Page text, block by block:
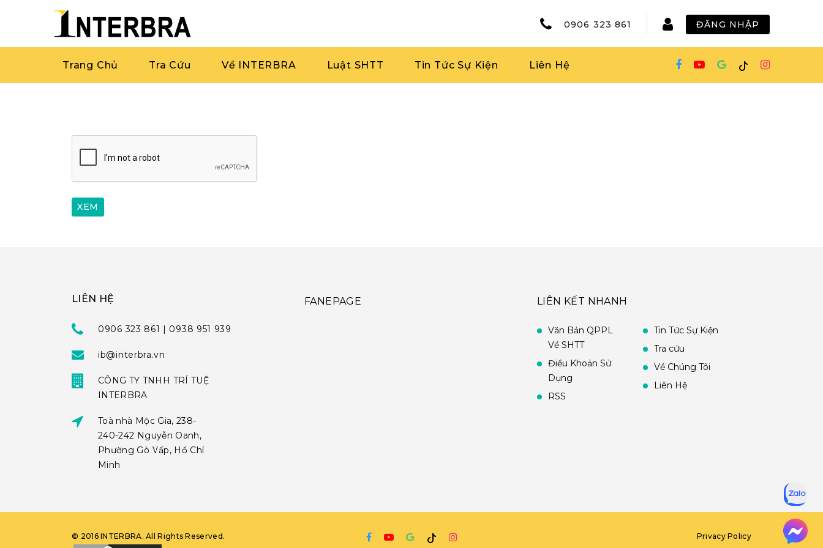
0906 323 861 ĐĂNG NHẬP
Trang Chủ Tra Cứu Về INTERBRA Luật SHTT Tin Tức Sự Kiện Liên Hệ
LIÊN HỆ
0906 323 861 | 0938 951 939
ib@interbra.vn
CÔNG TY TNHH TRÍ TUỆ
INTERBRA
Toà nhà Mộc Gia, 238-
240-242 Nguyễn Oanh,
Phường Gò Vấp, Hồ Chí
Minh
FANEPAGE LIÊN KẾT NHANH
Văn Bản QPPL
Về SHTT
Điều Khoản Sử
Dụng
RSS
Tin Tức Sự Kiện
Tra cứu
Về Chúng Tôi
Liên Hệ
© 2016 INTERBRA. All Rights Reserved. Privacy Policy